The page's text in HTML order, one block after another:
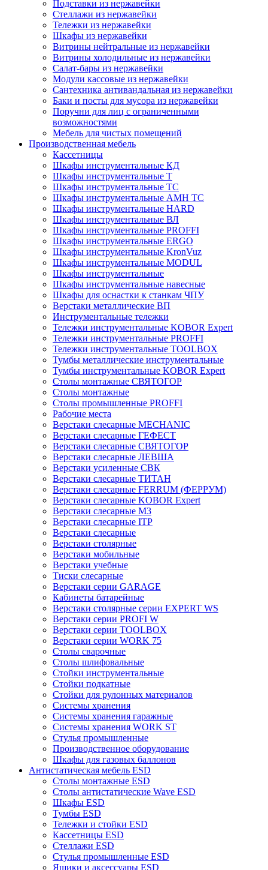
Подставки из нержавейки
Стеллажи из нержавейки
Тележки из нержавейки
Шкафы из нержавейки
Витрины нейтральные из нержавейки
Витрины холодильные из нержавейки
Салат-бары из нержавейки
Модули кассовые из нержавейки
Сантехника антивандальная из нержавейки
Баки и посты для мусора из нержавейки
Поручни для лиц с ограниченными
возможностями
Мебель для чистых помещений
Производственная мебель
Кассетницы
Шкафы инструментальные КД
Шкафы инструментальные Т
Шкафы инструментальные ТС
Шкафы инструментальные AMH TC
Шкафы инструментальные HARD
Шкафы инструментальные ВЛ
Шкафы инструментальные PROFFI
Шкафы инструментальные ERGO
Шкафы инструментальные KronVuz
Шкафы инструментальные MODUL
Шкафы инструментальные
Шкафы инструментальные навесные
Шкафы для оснастки к станкам ЧПУ
Верстаки металлические ВП
Инструментальные тележки
Тележки инструментальные KOBOR Expert
Тележки инструментальные PROFFI
Тележки инструментальные TOOLBOX
Тумбы металлические инструментальные
Тумбы инструментальные KOBOR Expert
Столы монтажные СВЯТОГОР
Столы монтажные
Столы промышленные PROFFI
Рабочие места
Верстаки слесарные MECHANIC
Верстаки слесарные ГЕФЕСТ
Верстаки слесарные СВЯТОГОР
Верстаки слесарные ЛЕВША
Верстаки усиленные СВК
Верстаки слесарные ТИТАН
Верстаки слесарные FERRUM (ФЕРРУМ)
Верстаки слесарные KOBOR Expert
Верстаки слесарные М3
Верстаки слесарные ITP
Верстаки слесарные
Верстаки столярные
Верстаки мобильные
Верстаки учебные
Тиски слесарные
Верстаки серии GARAGE
Кабинеты батарейные
Верстаки столярные серии EXPERT WS
Верстаки серии PROFI W
Верстаки серии TOOLBOX
Верстаки серии WORK 75
Столы сварочные
Столы шлифовальные
Стойки инструментальные
Стойки подкатные
Стойки для рулонных материалов
Системы хранения
Системы хранения гаражные
Системы хранения WORK ST
Стулья промышленные
Производственное оборудование
Шкафы для газовых баллонов
Антистатическая мебель ESD
Столы монтажные ESD
Столы антистатические Wave ESD
Шкафы ESD
Тумбы ESD
Тележки и стойки ESD
Кассетницы ESD
Стеллажи ESD
Стулья промышленные ESD
Ящики и аксессуары ESD